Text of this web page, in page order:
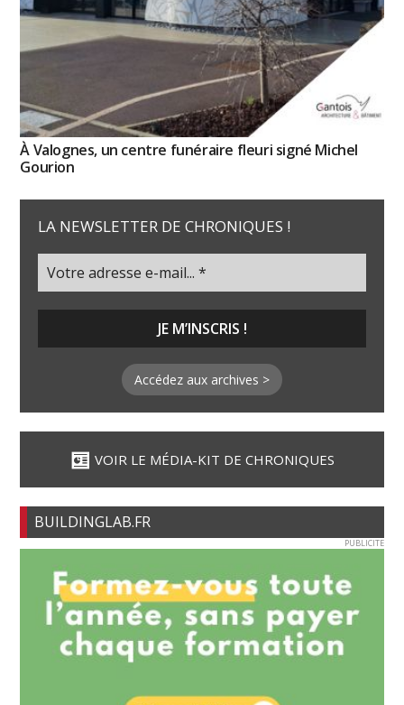
À Valognes, un centre funéraire fleuri signé Michel
Gourion
LA NEWSLETTER DE CHRONIQUES !
Accédez aux archives >
VOIR LE MÉDIA-KIT DE CHRONIQUES
BUILDINGLAB.FR
PUBLICITE